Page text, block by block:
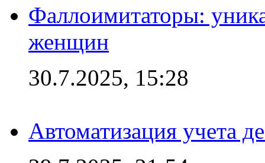
Фаллоимитаторы:
женщин
30.7.2025, 15:28
Автоматизация учета